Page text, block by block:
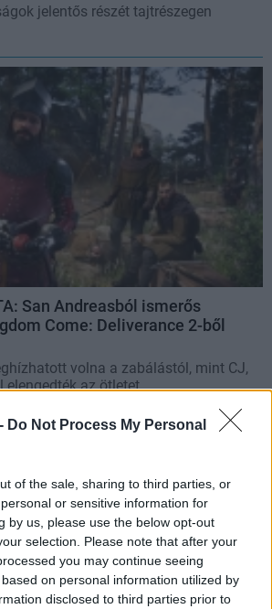
Do Not Process My Personal
of the sale, sharing to third parties, or
or sensitive information for
by us, please use the below opt-out
selection. Please note that after your
you may continue seeing
on personal information utilized by
disclosed to third parties prior to
jelentős részét tajtrészegen
San Andreasból ismerős
Come: Deliverance 2-ből
volna a zabálástól, mint CJ,
elengedték az ötletet.